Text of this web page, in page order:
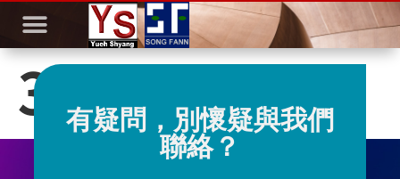
3P有疑問，別懷疑與我們
聯絡？